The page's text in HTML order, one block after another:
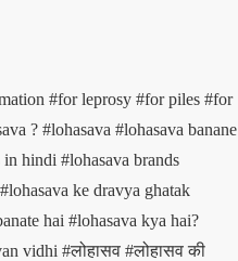
#for leprosy #for piles #for
? #lohasava #lohasava banane
in hindi #lohasava brands
#lohasava ke dravya ghatak
hai #lohasava kya hai?
vidhi #लोहासव #लोहासव की